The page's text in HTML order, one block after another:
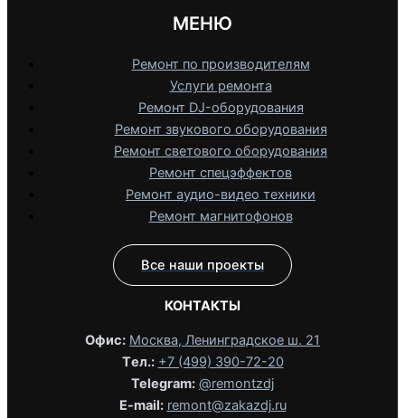
МЕНЮ
Ремонт по производителям
Услуги ремонта
Ремонт DJ-оборудования
Ремонт звукового оборудования
Ремонт светового оборудования
Ремонт спецэффектов
Ремонт аудио-видео техники
Ремонт магнитофонов
Все наши проекты
КОНТАКТЫ
Офис: Москва, Ленинградское ш. 21
Tел.: +7 (499) 390-72-20
Telegram: @remontzdj‬
E-mail: remont@zakazdj.ru